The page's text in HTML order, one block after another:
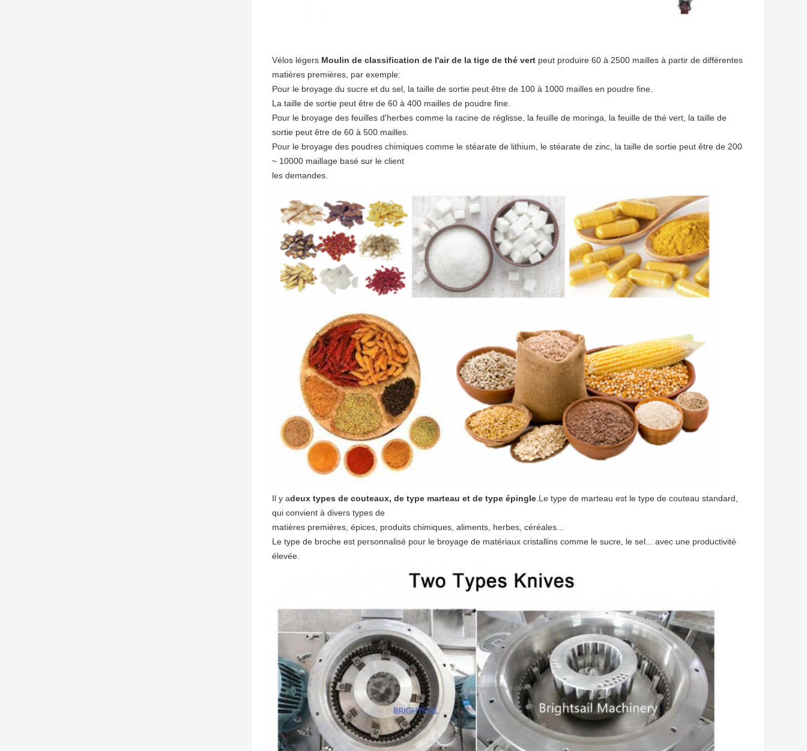
Vélos légers Moulin de classification de l'air de la tige de thé vert peut produire 60 à 2500 mailles à partir de différentes
matières premières, par exemple:
Pour le broyage du sucre et du sel, la taille de sortie peut être de 100 à 1000 mailles en poudre fine.
La taille de sortie peut être de 60 à 400 mailles de poudre fine.
Pour le broyage des feuilles d'herbes comme la racine de réglisse, la feuille de moringa, la feuille de thé vert, la taille de
sortie peut être de 60 à 500 mailles.
Pour le broyage des poudres chimiques comme le stéarate de lithium, le stéarate de zinc, la taille de sortie peut être de 200
~ 10000 maillage basé sur le client
les demandes.
Il y adeux types de couteaux, de type marteau et de type épingle .Le type de marteau est le type de couteau standard,
qui convient à divers types de
matières premières, épices, produits chimiques, aliments, herbes, céréales...
Le type de broche est personnalisé pour le broyage de matériaux cristallins comme le sucre, le sel... avec une productivité
élevée.